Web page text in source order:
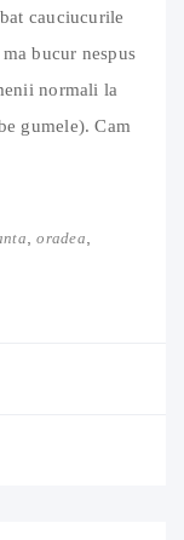
cauciucurile
bucur nespus
normali la
gumele). Cam
,oradea